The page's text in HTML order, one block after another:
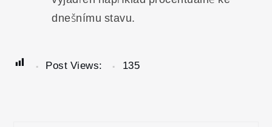
dnešnímu stavu.
Post Views: 135